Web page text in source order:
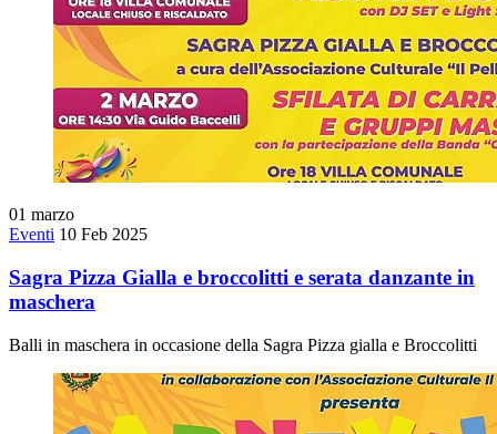
01 marzo
Eventi 10 Feb 2025
Sagra Pizza Gialla e broccolitti e serata danzante in
maschera
Balli in maschera in occasione della Sagra Pizza gialla e Broccolitti